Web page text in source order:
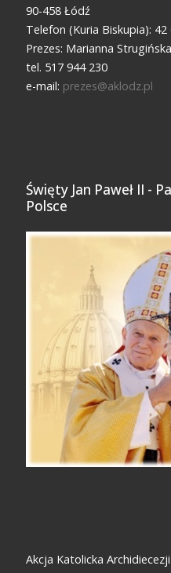
90-458 Łódź
Telefon (Kuria Biskupia): 42
Prezes: Marianna
tel. 517 944 230
e-mail: prezes@aklodz.pl
Święty Jan Paweł II -
Polsce
Akcja Katolicka